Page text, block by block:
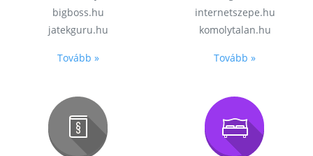
bigboss.hu
jatekguru.hu
Tovább »
internetszepe.hu
komolytalan.hu
Tovább »